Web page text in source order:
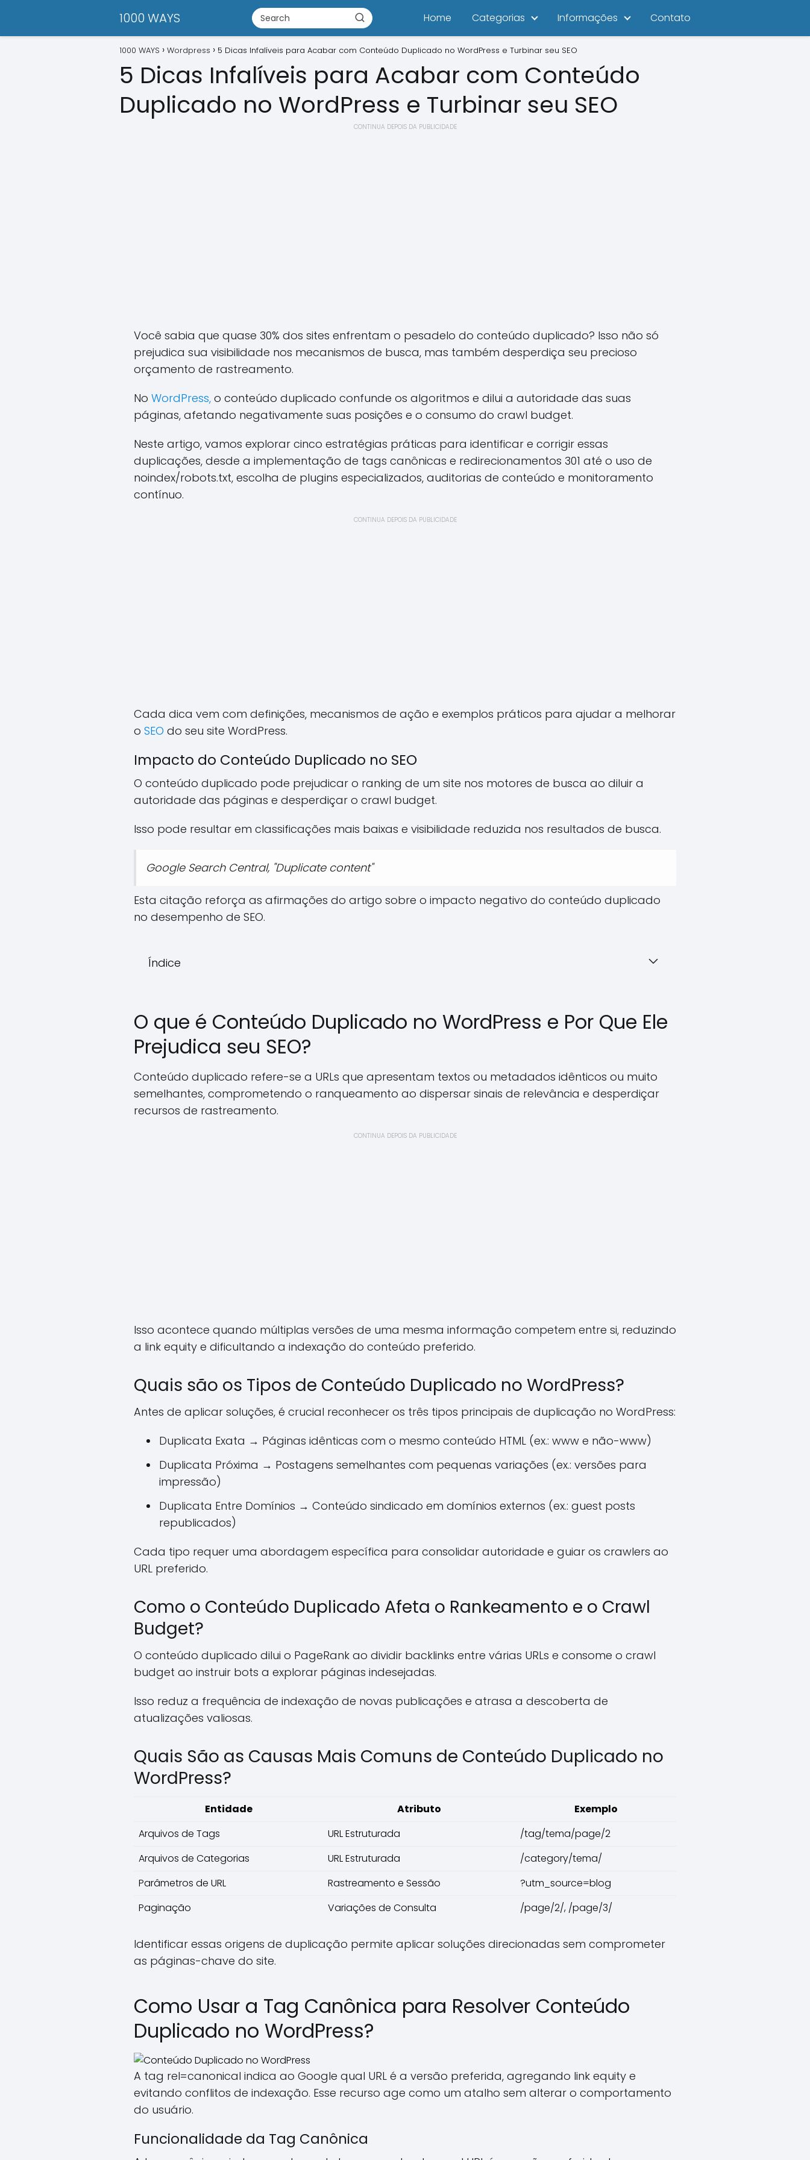
1000 WAYS Home Categorias Informações Contato
1000 WAYS Wordpress 5 Dicas Infalíveis para Acabar com Conteúdo Duplicado no WordPress e Turbinar seu SEO
5 Dicas Infalíveis para Acabar com Conteúdo
Duplicado no WordPress e Turbinar seu SEO
CONTINUA DEPOIS DA PUBLICIDADE
Você sabia que quase 30% dos sites enfrentam o pesadelo do conteúdo duplicado? Isso não só
prejudica sua visibilidade nos mecanismos de busca, mas também desperdiça seu precioso
orçamento de rastreamento.
No WordPress, o conteúdo duplicado confunde os algoritmos e dilui a autoridade das suas
páginas, afetando negativamente suas posições e o consumo do crawl budget.
Neste artigo, vamos explorar cinco estratégias práticas para identificar e corrigir essas
duplicações, desde a implementação de tags canônicas e redirecionamentos 301 até o uso de
noindex/robots.txt, escolha de plugins especializados, auditorias de conteúdo e monitoramento
contínuo.
CONTINUA DEPOIS DA PUBLICIDADE
Cada dica vem com definições, mecanismos de ação e exemplos práticos para ajudar a melhorar
o SEO do seu site WordPress.
Impacto do Conteúdo Duplicado no SEO
O conteúdo duplicado pode prejudicar o ranking de um site nos motores de busca ao diluir a
autoridade das páginas e desperdiçar o crawl budget.
Isso pode resultar em classificações mais baixas e visibilidade reduzida nos resultados de busca.
Google Search Central, "Duplicate content"
Esta citação reforça as afirmações do artigo sobre o impacto negativo do conteúdo duplicado
no desempenho de SEO.
Índice
O que é Conteúdo Duplicado no WordPress e Por Que Ele
Prejudica seu SEO?
Conteúdo duplicado refere-se a URLs que apresentam textos ou metadados idênticos ou muito
semelhantes, comprometendo o ranqueamento ao dispersar sinais de relevância e desperdiçar
recursos de rastreamento.
CONTINUA DEPOIS DA PUBLICIDADE
Isso acontece quando múltiplas versões de uma mesma informação competem entre si, reduzindo
a link equity e dificultando a indexação do conteúdo preferido.
Quais são os Tipos de Conteúdo Duplicado no WordPress?
Antes de aplicar soluções, é crucial reconhecer os três tipos principais de duplicação no WordPress:
Duplicata Exata → Páginas idênticas com o mesmo conteúdo HTML (ex.: www e não-www)
Duplicata Próxima → Postagens semelhantes com pequenas variações (ex.: versões para
impressão)
Duplicata Entre Domínios → Conteúdo sindicado em domínios externos (ex.: guest posts
republicados)
Cada tipo requer uma abordagem específica para consolidar autoridade e guiar os crawlers ao
URL preferido.
Como o Conteúdo Duplicado Afeta o Rankeamento e o Crawl
Budget?
O conteúdo duplicado dilui o PageRank ao dividir backlinks entre várias URLs e consome o crawl
budget ao instruir bots a explorar páginas indesejadas.
Isso reduz a frequência de indexação de novas publicações e atrasa a descoberta de
atualizações valiosas.
Quais São as Causas Mais Comuns de Conteúdo Duplicado no
WordPress?
Entidade Atributo
Exemplo
Arquivos de Tags
URL Estruturada
/tag/tema/page/2
Arquivos de Categorias
URL Estruturada
/category/tema/
Parâmetros de URL
Rastreamento e Sessão
?utm_source=blog
Paginação
Variações de Consulta /page/2/, /page/3/
Identificar essas origens de duplicação permite aplicar soluções direcionadas sem comprometer
as páginas-chave do site.
Como Usar a Tag Canônica para Resolver Conteúdo
Duplicado no WordPress?
A tag rel=canonical indica ao Google qual URL é a versão preferida, agregando link equity e
evitando conflitos de indexação. Esse recurso age como um atalho sem alterar o comportamento
do usuário.
Funcionalidade da Tag Canônica